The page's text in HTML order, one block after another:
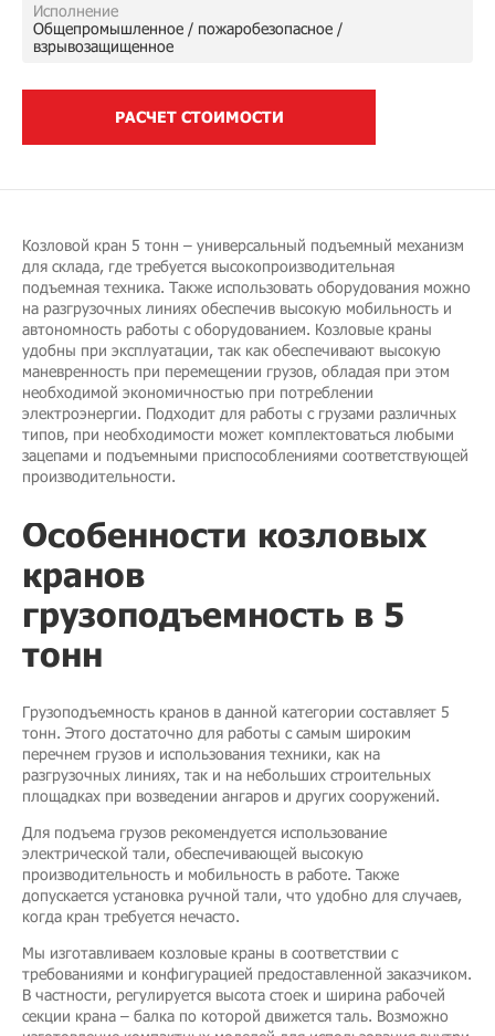
Исполнение
Общепромышленное / пожаробезопасное /
взрывозащищенное
РАСЧЕТ СТОИМОСТИ
Козловой кран 5 тонн – универсальный подъемный механизм
для склада, где требуется высокопроизводительная
подъемная техника. Также использовать оборудования можно
на разгрузочных линиях обеспечив высокую мобильность и
автономность работы с оборудованием. Козловые краны
удобны при эксплуатации, так как обеспечивают высокую
маневренность при перемещении грузов, обладая при этом
необходимой экономичностью при потреблении
электроэнергии. Подходит для работы с грузами различных
типов, при необходимости может комплектоваться любыми
зацепами и подъемными приспособлениями соответствующей
производительности.
Особенности козловых
кранов
грузоподъемность в 5
тонн
Грузоподъемность кранов в данной категории составляет 5
тонн. Этого достаточно для работы с самым широким
перечнем грузов и использования техники, как на
разгрузочных линиях, так и на небольших строительных
площадках при возведении ангаров и других сооружений.
Для подъема грузов рекомендуется использование
электрической тали, обеспечивающей высокую
производительность и мобильность в работе. Также
допускается установка ручной тали, что удобно для случаев,
когда кран требуется нечасто.
Мы изготавливаем козловые краны в соответствии с
требованиями и конфигурацией предоставленной заказчиком.
В частности, регулируется высота стоек и ширина рабочей
секции крана – балка по которой движется таль. Возможно